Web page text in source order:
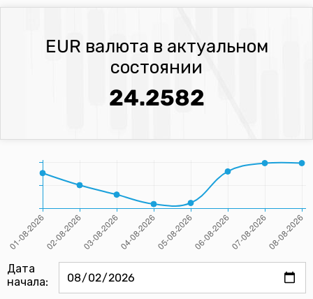
EUR валюта в актуальном
состоянии
24.2582
Дата
начала: